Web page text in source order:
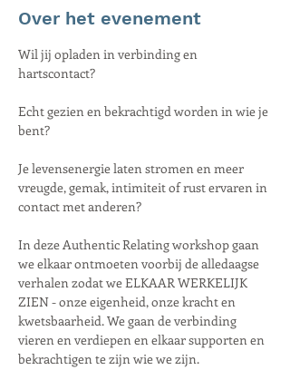
Over het evenement
Wil jij opladen in verbinding en
hartscontact?
Echt gezien en bekrachtigd worden in wie je
bent?
Je levensenergie laten stromen en meer
vreugde, gemak, intimiteit of rust ervaren in
contact met anderen?
In deze Authentic Relating workshop gaan
we elkaar ontmoeten voorbij de alledaagse
verhalen zodat we ELKAAR WERKELIJK
ZIEN - onze eigenheid, onze kracht en
kwetsbaarheid. We gaan de verbinding
vieren en verdiepen en elkaar supporten en
bekrachtigen te zijn wie we zijn.